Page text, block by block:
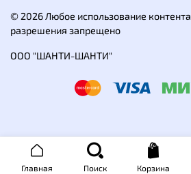
Характеристики:
© 2026 Любое использование
разрешения запрещено
ООО "ШАНТИ-ШАНТИ"
Главная Поиск Корзина